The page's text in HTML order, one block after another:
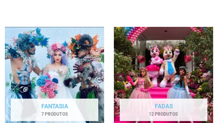
FANTASIA
7 PRODUTOS
FADAS
12 PRODUTOS